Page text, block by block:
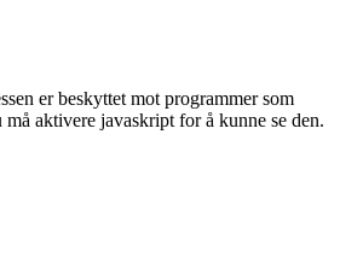
er beskyttet mot programmer som
må aktivere javaskript for å kunne se den.